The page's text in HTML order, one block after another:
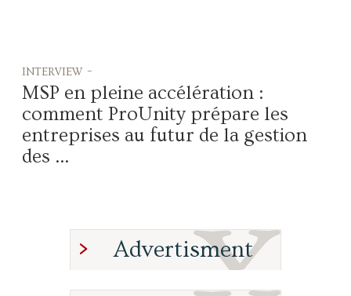
interview -
MSP en pleine accélération :
comment ProUnity prépare les
entreprises au futur de la gestion
des ...
Advertisment